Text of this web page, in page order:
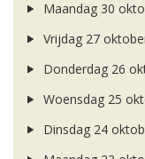
Maandag 30
Vrijdag 27
Donderdag 26
Woensdag 25
Dinsdag 24